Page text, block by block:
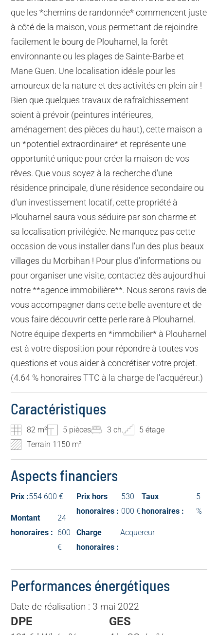
que les *chemins de randonnée* commencent juste
à côté de la maison, vous permettant de rejoindre
facilement le bourg de Plouharnel, la forêt
environnante ou les plages de Sainte-Barbe et
Mane Guen. Une localisation idéale pour les
amoureux de la nature et des activités en plein air !
Bien que quelques travaux de rafraîchissement
soient à prévoir (peintures intérieures,
aménagement des pièces du haut), cette maison a
un *potentiel extraordinaire* et représente une
opportunité unique pour créer la maison de vos
rêves. Que vous soyez à la recherche d'une
résidence principale, d'une résidence secondaire ou
d'un investissement locatif, cette propriété à
Plouharnel saura vous séduire par son charme et
sa localisation privilégiée. Ne manquez pas cette
occasion de vous installer dans l'un des plus beaux
villages du Morbihan ! Pour plus d'informations ou
pour organiser une visite, contactez dès aujourd'hui
notre **agence immobilière**. Nous serons ravis de
vous accompagner dans cette belle aventure et de
vous faire découvrir cette perle rare à Plouharnel.
Notre équipe d'experts en *immobilier* à Plouharnel
est à votre disposition pour répondre à toutes vos
questions et vous aider à concrétiser votre projet.
(4.64 % honoraires TTC à la charge de l'acquéreur.)
Caractéristiques
82 m² 5 pièces 3 ch.
5 étage
Terrain 1150 m²
Aspects financiers
Prix :554 600 €
Montant
honoraires :
24
600
€
Prix hors
honoraires :
530
000 €
Charge
honoraires :
Acquereur
Taux
honoraires :
5
%
Performances énergétiques
Date de réalisation : 3 mai 2022
DPE GES